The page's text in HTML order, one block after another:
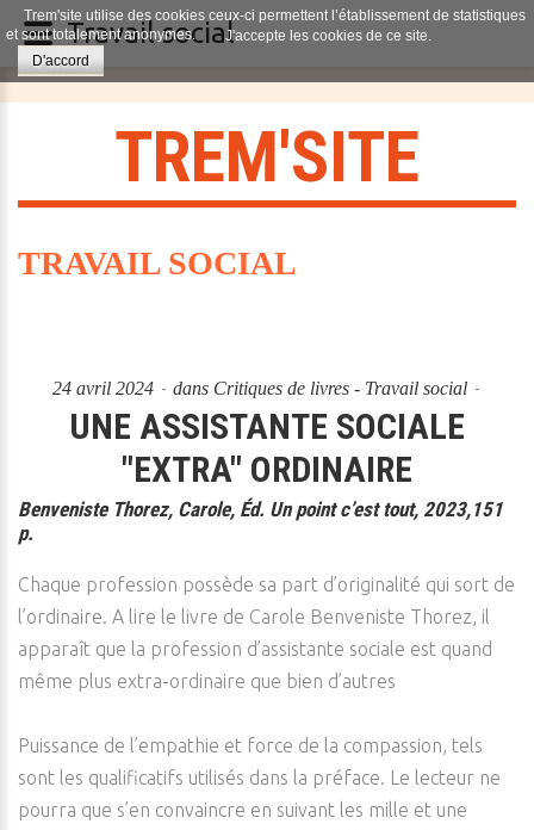
TREM'SITE
TRAVAIL SOCIAL
24 avril 2024 dans Critiques de livres - Travail social
UNE ASSISTANTE SOCIALE
"EXTRA" ORDINAIRE
Benveniste Thorez, Carole, Éd. Un point c’est tout, 2023,151
p.
Chaque profession possède sa part d’originalité qui sort de
l’ordinaire. A lire le livre de Carole Benveniste Thorez, il
apparaît que la profession d’assistante sociale est quand
même plus extra-ordinaire que bien d’autres
Puissance de l’empathie et force de la compassion, tels
sont les qualificatifs utilisés dans la préface. Le lecteur ne
pourra que s’en convaincre en suivant les mille et une
Trem'site utilise des cookies ceux-ci permettent l’établissement de statistiques
et sont totalement anonymes.
J'accepte les cookies de ce site.
D'accord
Travail social